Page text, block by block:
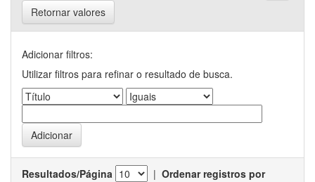
Retornar valores
Adicionar filtros:
Utilizar filtros para refinar o resultado de busca.
Resultados/Página | Ordenar registros por